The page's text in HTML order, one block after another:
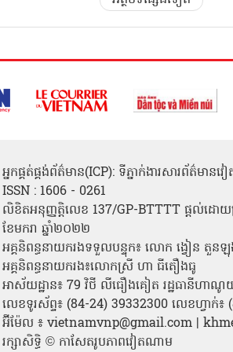
អ្នកផ្គត់ផ្គង់ព័ត៌មាន(ICP): ទីភ្នាក់ងារសារព័ត៌មាន
ISSN : 1606 - 0261
លិខិតអនុញ្ញត្តិលេខ 137/GP-BTTTT ផ្តល់ដោ
ខែមករា ឆ្នាំ២០២២
អគ្គនិពន្ធនាយករងទទួលបន្ទុក៖ លោក ង្វៀន តួន
អគ្គនិពន្ធនាយករង៖លោកស្រី ហា ធីតឿងធូ
អាស័យដ្ឋាន៖ 79 វិថី លីធឿងគៀត រដ្ឋធានីហា
លេខទូរស័ព្ទ៖ (84-24) 39332300 លេខហ្វាក់៖
អ៊ីម៉ែល ៖ vietnamvnp@gmail.com |
រក្សាសិទ្ធិ © កាសែតរូបភាពវៀតណាម